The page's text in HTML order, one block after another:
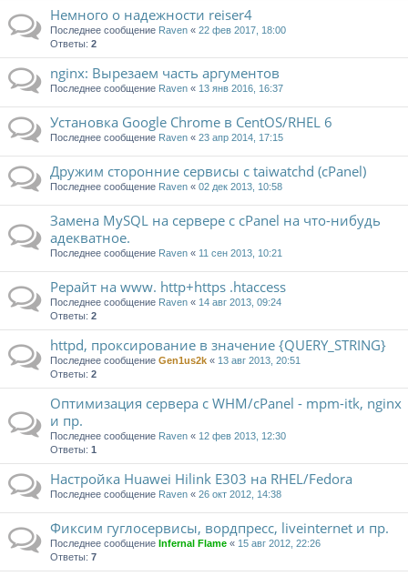
Немного о надежности reiser4
Последнее сообщение Raven « 22 фев 2017, 18:00
Ответы: 2
nginx: Вырезаем часть аргументов
Последнее сообщение Raven « 13 янв 2016, 16:37
Установка Google Chrome в CentOS/RHEL 6
Последнее сообщение Raven « 23 апр 2014, 17:15
Дружим сторонние сервисы с taiwatchd (cPanel)
Последнее сообщение Raven « 02 дек 2013, 10:58
Замена MySQL на сервере с cPanel на что-нибудь
адекватное.
Последнее сообщение Raven « 11 сен 2013, 10:21
Рерайт на www. http+https .htaccess
Последнее сообщение Raven « 14 авг 2013, 09:24
Ответы: 2
httpd, проксирование в значение {QUERY_STRING}
Последнее сообщение Gen1us2k « 13 авг 2013, 20:51
Ответы: 2
Оптимизация сервера с WHM/cPanel - mpm-itk, nginx
и пр.
Последнее сообщение Raven « 12 фев 2013, 12:30
Ответы: 1
Настройка Huawei Hilink E303 на RHEL/Fedora
Последнее сообщение Raven « 26 окт 2012, 14:38
Фиксим гуглосервисы, вордпресс, liveinternet и пр.
Последнее сообщение Infernal Flame « 15 авг 2012, 22:26
Ответы: 7